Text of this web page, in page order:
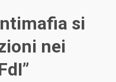
si
nei